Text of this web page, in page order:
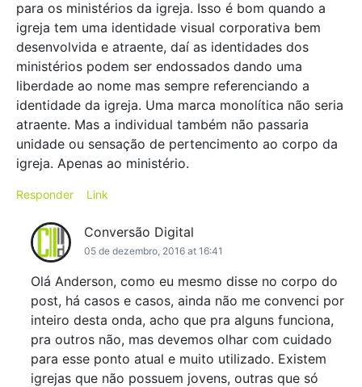
para os ministérios da igreja. Isso é bom quando a
igreja tem uma identidade visual corporativa bem
desenvolvida e atraente, daí as identidades dos
ministérios podem ser endossados dando uma
liberdade ao nome mas sempre referenciando a
identidade da igreja. Uma marca monolítica não seria
atraente. Mas a individual também não passaria
unidade ou sensação de pertencimento ao corpo da
igreja. Apenas ao ministério.
Responder Link
Conversão Digital
05 de dezembro, 2016 at 16:41
Olá Anderson, como eu mesmo disse no corpo do
post, há casos e casos, ainda não me convenci por
inteiro desta onda, acho que pra alguns funciona,
pra outros não, mas devemos olhar com cuidado
para esse ponto atual e muito utilizado. Existem
igrejas que não possuem jovens, outras que só